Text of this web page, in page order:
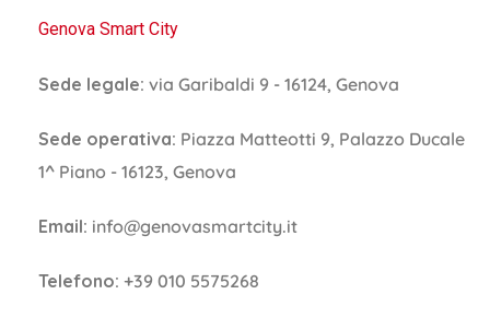
Genova Smart City
Sede legale: via Garibaldi 9 - 16124, Genova
Sede operativa: Piazza Matteotti 9, Palazzo Ducale
1^ Piano - 16123, Genova
Email: info@genovasmartcity.it
Telefono: +39 010 5575268